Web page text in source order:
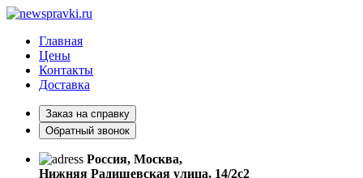
Главная
Цены
Контакты
Доставка
Заказ на справку
Обратный звонок
Россия, Москва,
Нижняя Радищевская улица, 14/2с2